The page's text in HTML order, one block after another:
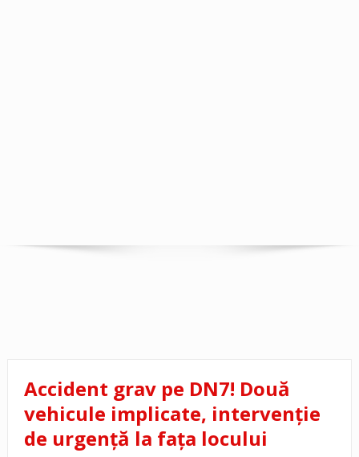
Accident grav pe DN7! Două
vehicule implicate, intervenție
de urgență la fața locului